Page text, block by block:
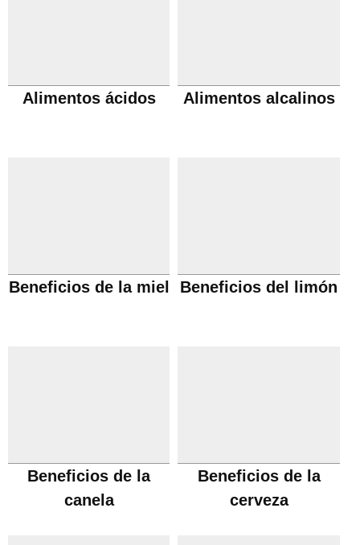
Alimentos ácidos Alimentos alcalinos
Beneficios de la miel Beneficios del limón
Beneficios de la
canela
Beneficios de la
cerveza